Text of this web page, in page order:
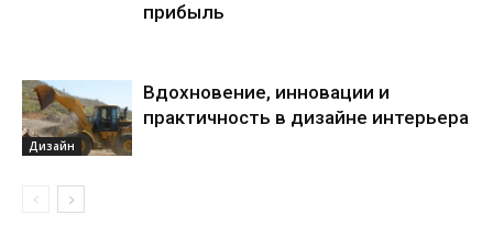
прибыль
Дизайн
Вдохновение, инновации и
практичность в дизайне интерьера